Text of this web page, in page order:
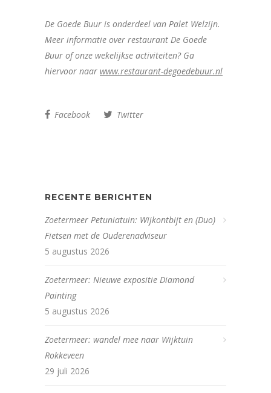
De Goede Buur is onderdeel van Palet Welzijn.
Meer informatie over restaurant De Goede
Buur of onze wekelijkse activiteiten? Ga
hiervoor naar www.restaurant-degoedebuur.nl
Facebook Twitter
RECENTE BERICHTEN
Zoetermeer Petuniatuin: Wijkontbijt en (Duo)
Fietsen met de Ouderenadviseur
5 augustus 2026
Zoetermeer: Nieuwe expositie Diamond
Painting
5 augustus 2026
Zoetermeer: wandel mee naar Wijktuin
Rokkeveen
29 juli 2026